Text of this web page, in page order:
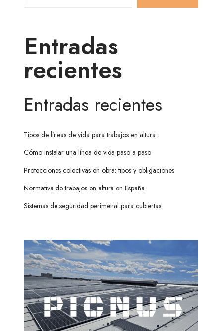
Entradas
recientes
Entradas recientes
Tipos de líneas de vida para trabajos en altura
Cómo instalar una línea de vida paso a paso
Protecciones colectivas en obra: tipos y obligaciones
Normativa de trabajos en altura en España
Sistemas de seguridad perimetral para cubiertas